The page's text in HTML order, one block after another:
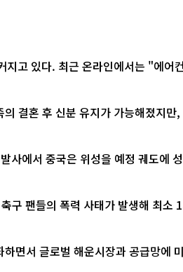
결혼 후 신분 유지가 가능해졌지
에서 중국은 위성을 예정 궤도에
팬들의 폭력 사태가 발생해 최소
글로벌 해운시장과 공급망에 미